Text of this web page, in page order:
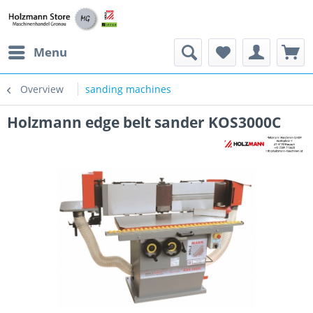
Menu
Overview sanding machines
Holzmann edge belt sander KOS3000C